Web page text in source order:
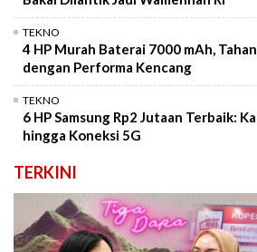
TEKNO
4 HP Murah Baterai 7000 mAh,
dengan Performa Kencang
TEKNO
6 HP Samsung Rp2 Jutaan Terbaik:
hingga Koneksi 5G
TERKINI